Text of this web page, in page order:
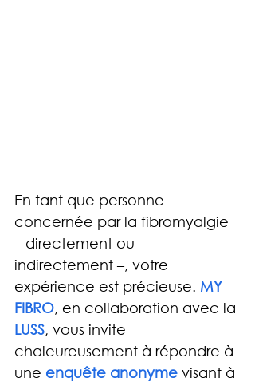
En tant que personne
concernée par la fibromyalgie
– directement ou
indirectement –, votre
expérience est précieuse. MY
FIBRO, en collaboration avec la
LUSS, vous invite
chaleureusement à répondre à
une enquête anonyme visant à